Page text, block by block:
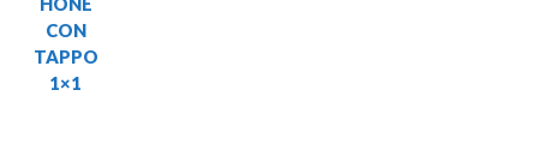
CON
TAPPO
1×1